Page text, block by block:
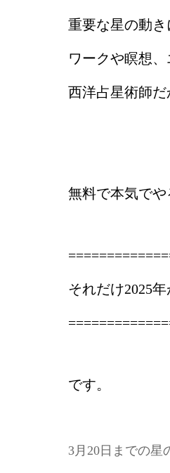
重要な星の動き
ワークや瞑想
西洋占星術師
無料で本気でや
それだけ2025
です。
3月20日までの星